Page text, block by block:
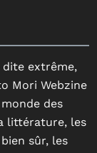
dite extrême,
Mori Webzine
des
littérature, les
sûr, les